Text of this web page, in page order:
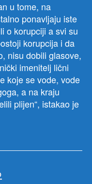
u tome, na
ponavljaju iste
o korupciji a svi su
korupcija i da
nisu dobili glasove,
imenitelj lični
koje se vode, vode
a na kraju
plijen“, istakao je